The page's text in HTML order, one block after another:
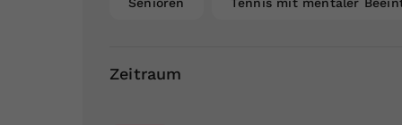
Senioren Tennis mit mentaler
Zeitraum